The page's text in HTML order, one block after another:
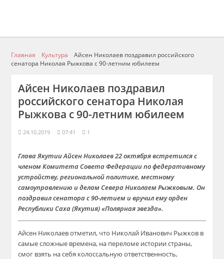
Главная Культура
Айсен Николаев поздравил российского
сенатора Николая Рыжкова с 90-летним юбилеем
Айсен Николаев поздравил
российского сенатора Николая
Рыжкова с 90-летним юбилеем
24.10.2019 07:41 1
Глава Якутии Айсен Николаев 22 октября встретился с
членом Комитета Совета Федерации по федеративному
устройству, региональной политике, местному
самоуправлению и делам Севера Николаем Рыжковым. Он
поздравил сенатора с 90-летием и вручил ему орден
Республики Саха (Якутия) «Полярная звезда».
Айсен Николаев отметил, что Николай Иванович Рыжков в
самые сложные времена, на переломе истории страны,
смог взять на себя колоссальную ответственность,